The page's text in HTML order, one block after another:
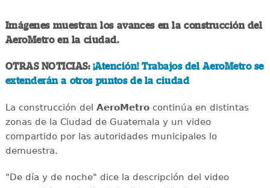
Imágenes muestran los avances en la construcción del
AeroMetro en la ciudad.
OTRAS NOTICIAS: ¡Atención! Trabajos del AeroMetro se
extenderán a otros puntos de la ciudad
La construcción del AeroMetrocontinúa en distintas
zonas de la Ciudad de Guatemala y un video
compartido por las autoridades municipales lo
demuestra.
"De día y de noche" dice la descripción del video